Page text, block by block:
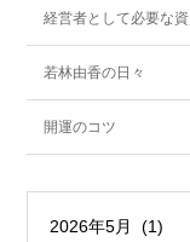
経営者として必要な
若林由香の日々
開運のコツ